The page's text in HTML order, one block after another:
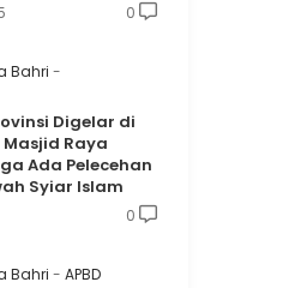
0
Bahri
Digelar di
Raya
Ada Pelecehan
Syiar Islam
0
Bahri APBD